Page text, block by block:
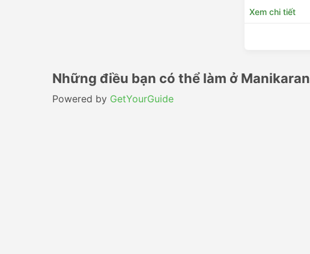
Xem chi tiết
Những điều bạn có thể làm ở Manikaran
Powered by GetYourGuide